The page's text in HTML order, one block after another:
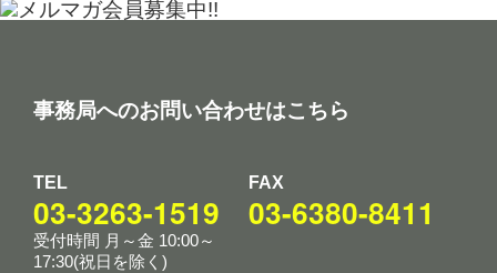
事務局へのお問い合わせはこちら
TEL
03-3263-1519
受付時間 月～金 10:00～
17:30(祝日を除く)
FAX
03-6380-8411